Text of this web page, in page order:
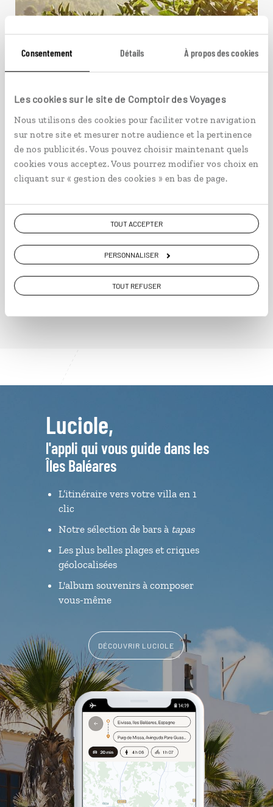
Consentement Détails À propos des cookies
Les cookies sur le site de Comptoir des Voyages
Nous utilisons des cookies pour faciliter votre navigation
sur notre site et mesurer notre audience et la pertinence
de nos publicités. Vous pouvez choisir maintenant quels
cookies vous acceptez. Vous pourrez modifier vos choix en
cliquant sur « gestion des cookies » en bas de page.
TOUT ACCEPTER
PERSONNALISER
TOUT REFUSER
Douceur majorquine
Circuit en train sur l’île de Majorque : Palma et
Sóller.
7 jours / 6 nuits
BALÉARES
Luciole,
l'appli qui vous guide dans les
Îles Baléares
L’itinéraire vers votre villa en 1
clic
Notre sélection de bars à tapas
Les plus belles plages et criques
géolocalisées
L'album souvenirs à composer
vous-même
DÉCOUVRIR LUCIOLE